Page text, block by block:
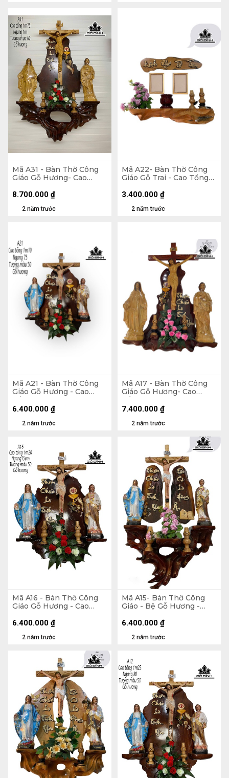
Mã A31 - Bàn Thờ Công
Giáo Gỗ Hương- Cao
Tượng Nhựa 60 (cm)
2 năm trước
8.700.000 ₫
Mã A22- Bàn Thờ Công
Giáo Gỗ Trai - Cao Tổng
2 năm trước
3.400.000 ₫
Mã A21 - Bàn Thờ Công
Giáo Gỗ Hương - Cao
Tổng 110 Ngang 75
Tượng Màu 50 (cm)
2 năm trước
6.400.000 ₫
Mã A17 - Bàn Thờ Công
Giáo Gỗ Hương- Cao
Tổng 140 Ngang 90
Tượng Nhựa Giả Gỗ 50
2 năm trước
7.400.000 ₫
Mã A16 - Bàn Thờ Công
Giáo Gỗ Hương - Cao
Tượng Màu 50 (cm)
2 năm trước
6.400.000 ₫
Mã A15- Bàn Thờ Công
Giáo - Bệ Gỗ Hương -
130 Ngang 70 Tượng Màu
2 năm trước
6.400.000 ₫